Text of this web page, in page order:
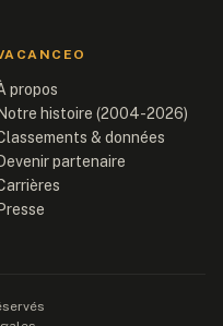
propos
Notre histoire (2004-2026)
& données
Devenir partenaire
Presse